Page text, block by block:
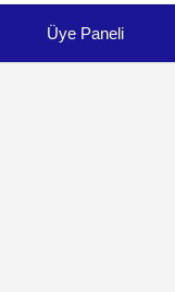
Üye Paneli